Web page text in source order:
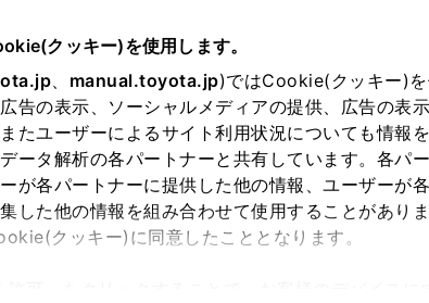
クッキー)を使用します。
、 manual.toyota.jp)ではCookie(クッキー)
告の表示、ソーシャルメディアの提供、広告の表
たユーザーによるサイト利用状況についても情報
ータ解析の各パートナーと共有しています。各パ
が各パートナーに提供した他の情報、ユーザーが
した他の情報を組み合わせて使用することがあり
クッキー)に同意したこととなります。
地を取得できませんでした。
する地域・都道府県をお選びください。
旭川 釧路 札幌
買い方 オンライン購入 お気に入り